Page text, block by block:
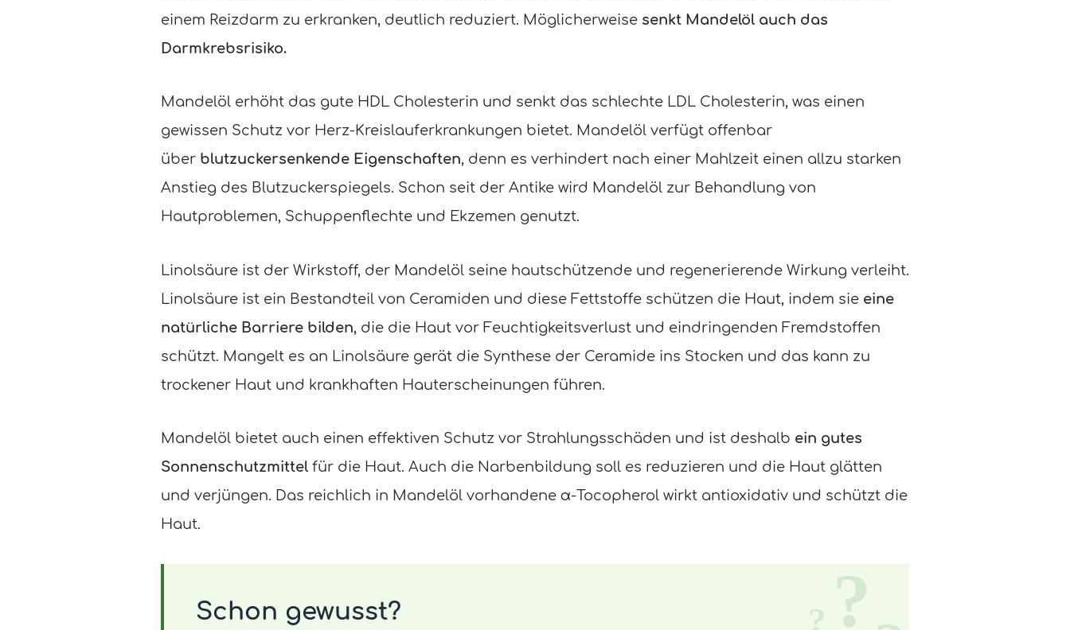
einem Reizdarm zu erkranken, deutlich reduziert. Möglicherweise senkt Mandelöl auch das
Darmkrebsrisiko.
Mandelöl erhöht das gute HDL Cholesterin und senkt das schlechte LDL Cholesterin, was einen
gewissen Schutz vor Herz-Kreislauferkrankungen bietet. Mandelöl verfügt offenbar
über blutzuckersenkende Eigenschaften, denn es verhindert nach einer Mahlzeit einen allzu starken
Anstieg des Blutzuckerspiegels. Schon seit der Antike wird Mandelöl zur Behandlung von
Hautproblemen, Schuppenflechte und Ekzemen genutzt.
Linolsäure ist der Wirkstoff, der Mandelöl seine hautschützende und regenerierende Wirkung verleiht.
Linolsäure ist ein Bestandteil von Ceramiden und diese Fettstoffe schützen die Haut, indem sie eine
natürliche Barriere bilden, die die Haut vor Feuchtigkeitsverlust und eindringenden Fremdstoffen
schützt. Mangelt es an Linolsäure gerät die Synthese der Ceramide ins Stocken und das kann zu
trockener Haut und krankhaften Hauterscheinungen führen.
Mandelöl bietet auch einen effektiven Schutz vor Strahlungsschäden und ist deshalb ein gutes
Sonnenschutzmittel für die Haut. Auch die Narbenbildung soll es reduzieren und die Haut glätten
und verjüngen. Das reichlich in Mandelöl vorhandene α-Tocopherol wirkt antioxidativ und schützt die
Haut.
Schon gewusst?